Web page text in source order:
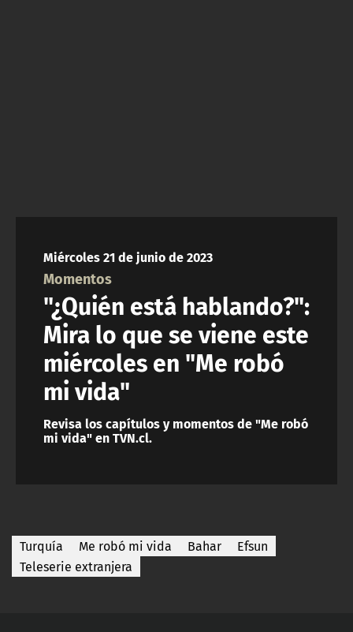
Miércoles 21 de junio de 2023
Momentos
"¿Quién está hablando?":
Mira lo que se viene este
miércoles en "Me robó
mi vida"
Revisa los capítulos y momentos de "Me robó
mi vida" en TVN.cl.
Turquía Me robó mi vida Bahar
Efsun
Teleserie extranjera